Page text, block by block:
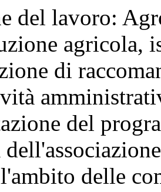
del lavoro:
agricola,
di
del
delle